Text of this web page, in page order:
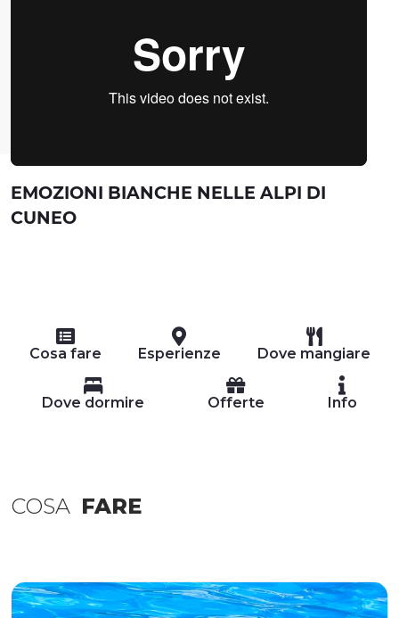
EMOZIONI BIANCHE NELLE ALPI DI
CUNEO
Cosa fare Esperienze Dove mangiare
Dove dormire Offerte Info
COSA FARE